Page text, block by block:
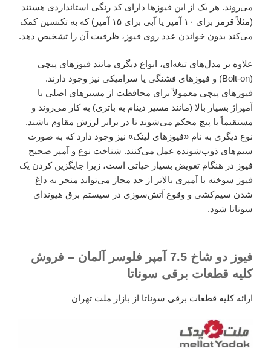
می‌روند. هر یک از این فیوزها دارای کد رنگی استانداردی هستند
(مثلاً قرمز برای ۱۰ آمپر یا آبی برای ۱۵ آمپر) که به تکنسین کمک
می‌کند بدون خواندن عدد روی فیوز، ظرفیت آن را تشخیص دهد.
علاوه بر مدل‌های تیغه‌ای، انواع دیگری مانند فیوزهای پیچی
(Bolt-on) و فیوزهای فشنگی یا سرامیکی نیز وجود دارند.
فیوزهای پیچی معمولاً برای محافظت از مسیرهای اصلی با
آمپراژ بسیار بالا (مانند مسیر دینام به باتری) به کار می‌روند و
مستقیماً با پیچ محکم می‌شوند تا در برابر لرزش مقاوم باشند.
نوع دیگری به نام «فیوزهای لینک» نیز وجود دارد که به صورت
سیم‌های ذوب‌شونده عمل می‌کنند. شناخت نوع و آمپر صحیح
فیوز در هنگام تعویض بسیار حیاتی است، زیرا جایگزین کردن یک
فیوز سوخته با آمپری بالاتر از حد مجاز می‌تواند منجر به داغ
شدن سیم‌کشی و وقوع آتش‌سوزی در سیستم برق هیوندای
سوناتا شود.
فیوز دو شاخ 7.5 آمپر فلوسر آلمان – فروش
کلیه قطعات برقی سوناتا
ارائه کلیه قطعات برقی سوناتا از بازار ملت تهران